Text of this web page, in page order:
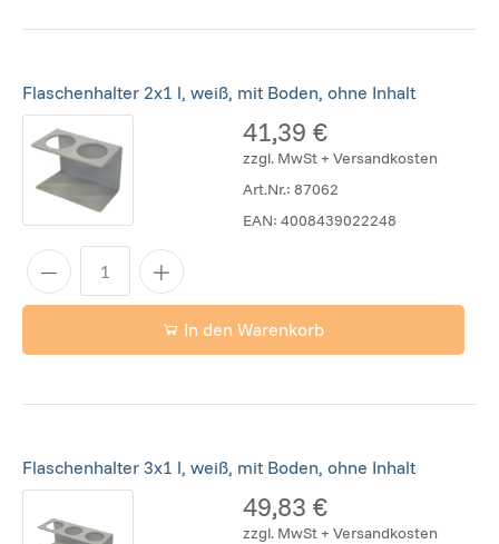
Flaschenhalter 2x1 l, weiß, mit Boden, ohne Inhalt
41,39 €
zzgl. MwSt + Versandkosten
Art.Nr.:87062
EAN:4008439022248
In den Warenkorb
Flaschenhalter 3x1 l, weiß, mit Boden, ohne Inhalt
49,83 €
zzgl. MwSt + Versandkosten